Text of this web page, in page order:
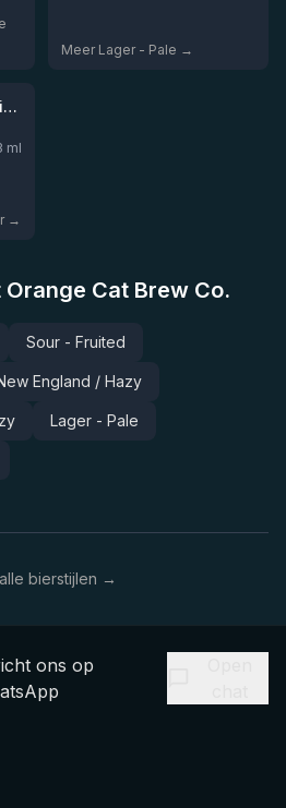
Meer Lager - Pale →
Imperial Jack: Spicy Michelada
ml
→
Cat Brew Co.
Sour - Fruited
England / Hazy
Lager - Pale
bierstijlen →
ons op